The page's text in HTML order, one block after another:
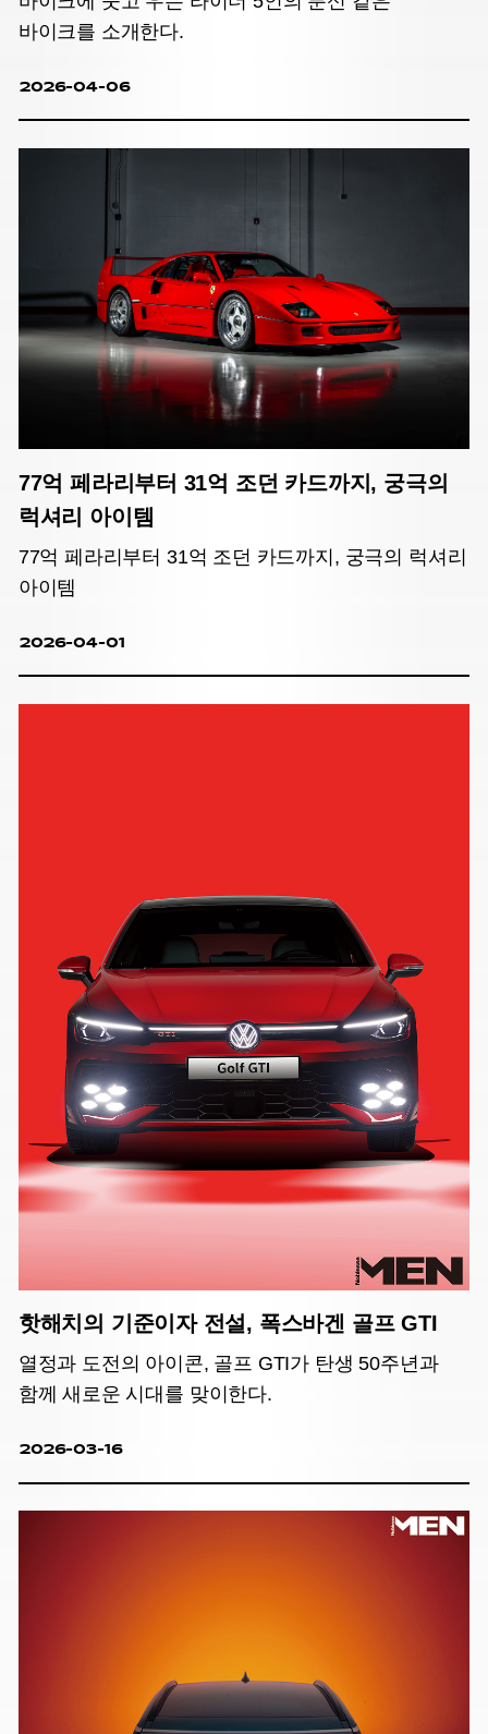
바이크를 소개한다.
2026-04-06
77억 페라리부터 31억 조던 카드까지, 궁극의
럭셔리 아이템
77억 페라리부터 31억 조던 카드까지, 궁극의 럭셔리
아이템
2026-04-01
핫해치의 기준이자 전설, 폭스바겐 골프 GTI
열정과 도전의 아이콘, 골프 GTI가 탄생 50주년과
함께 새로운 시대를 맞이한다.
2026-03-16